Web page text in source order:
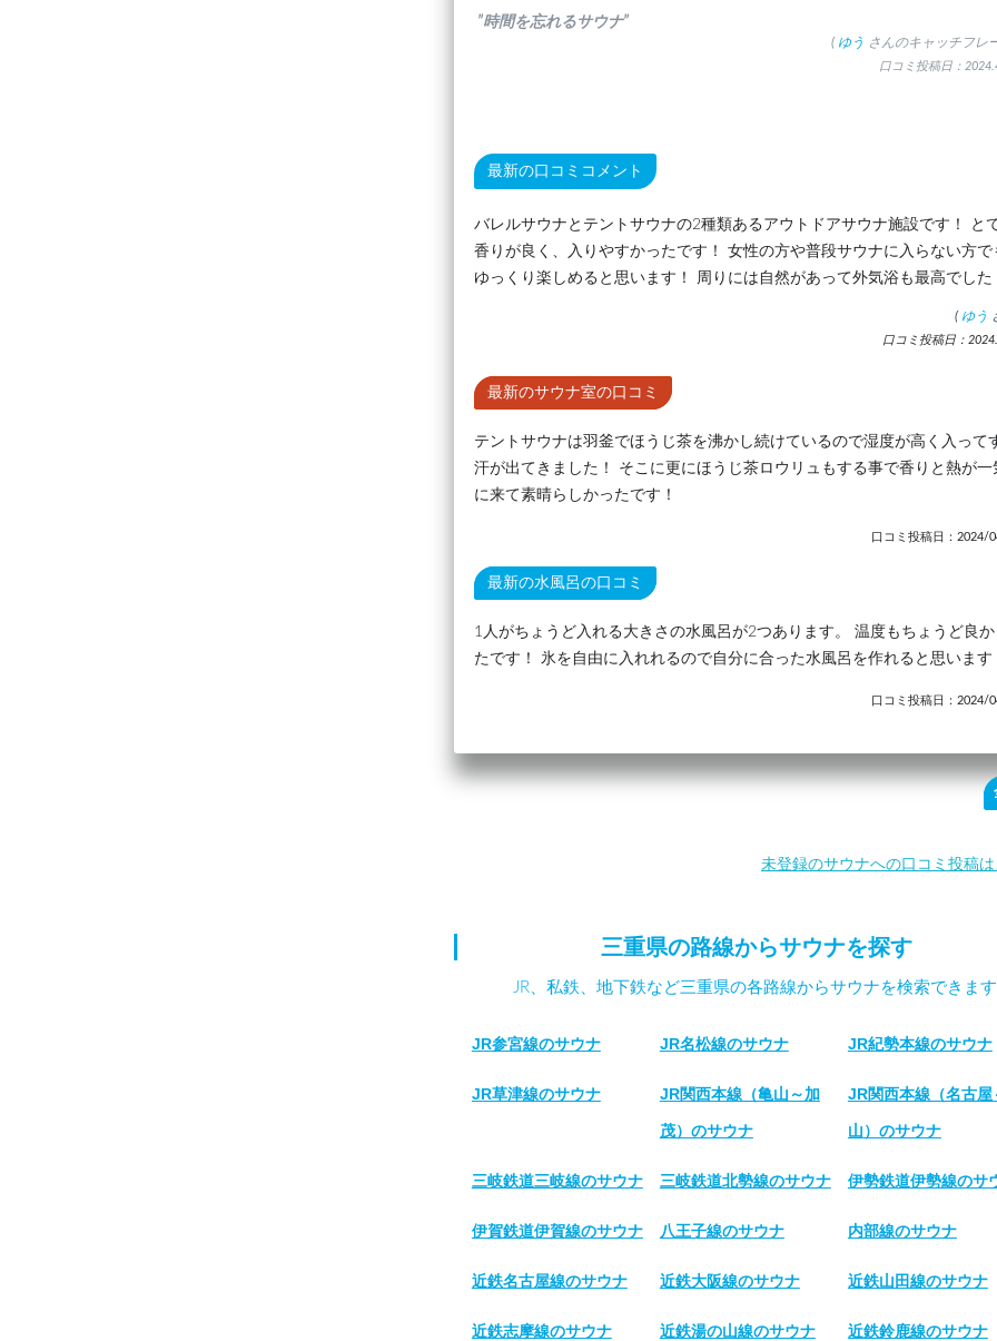
”時間を忘れるサウナ”
( ゆう さんのキャッチフレ
口コミ投稿日：
最新の口コミコメント
バレルサウナとテントサウナの2種類あるアウトドアサウナ施設です！ と
香りが良く、入りやすかったです！ 女性の方や普段サウナに入らない方で
ゆっくり楽しめると思います！ 周りには自然があって外気浴も最高でした
( ゆう
口コミ投稿日：
最新のサウナ室の口コミ
テントサウナは羽釜でほうじ茶を沸かし続けているので湿度が高く入って
汗が出てきました！ そこに更にほうじ茶ロウリュもする事で香りと熱が一
に来て素晴らしかったです！
口コミ投稿日：2024/
最新の水風呂の口コミ
1人がちょうど入れる大きさの水風呂が2つあります。 温度もちょうど良か
たです！ 氷を自由に入れれるので自分に合った水風呂を作れると思います
口コミ投稿日：2024/
未登録のサウナへの口コミ投稿は
三重県の路線からサウナを探す
JR、私鉄、地下鉄など三重県の各路線からサウナを検索できます
JR参宮線のサウナ JR名松線のサウナ JR紀勢本線のサウナ
JR草津線のサウナ JR関西本線（亀山～加
茂）のサウナ
JR関西本線（名古屋
山）のサウナ
三岐鉄道三岐線のサウナ 三岐鉄道北勢線のサウナ 伊勢鉄道伊勢線のサ
伊賀鉄道伊賀線のサウナ 八王子線のサウナ 内部線のサウナ
近鉄名古屋線のサウナ 近鉄大阪線のサウナ 近鉄山田線のサウナ
近鉄志摩線のサウナ 近鉄湯の山線のサウナ 近鉄鈴鹿線のサウナ